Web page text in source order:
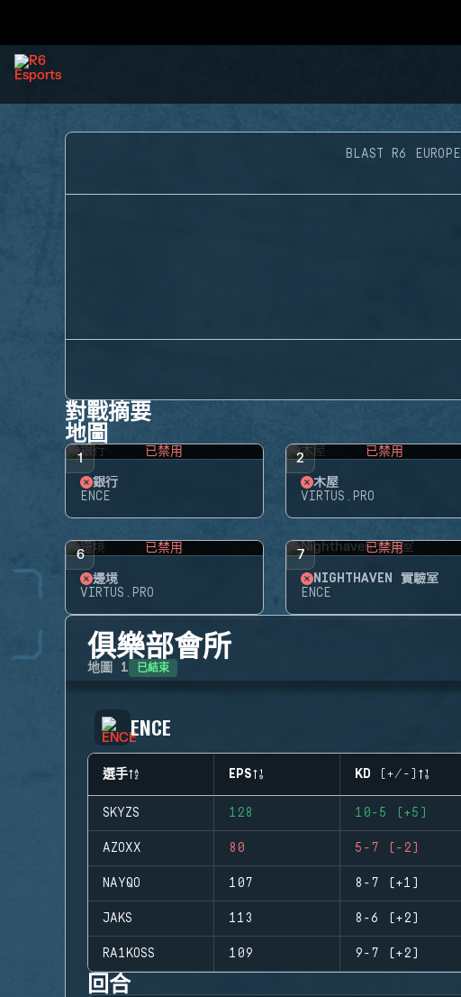
BLAST R6 EUROPE
對戰摘要
地圖
1 已禁用
銀行
ENCE
2 已禁用
木屋
VIRTUS.PRO
6 已禁用
邊境
VIRTUS.PRO
7 已禁用
NIGHTHAVEN 實驗室
ENCE
俱樂部會所
地圖 1 已結束
ENCE
選手 EPS KD (+/-)
SKYZS 128 10-5 (+5)
AZOXX 80 5-7 (-2)
NAYQO 107 8-7 (+1)
JAKS 113 8-6 (+2)
RA1KOSS 109 9-7 (+2)
回合